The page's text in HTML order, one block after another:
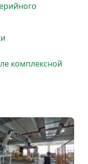
комплексной